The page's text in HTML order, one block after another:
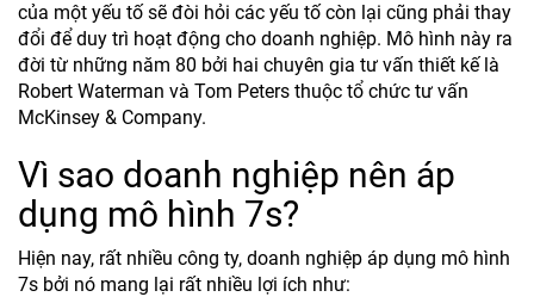
của một yếu tố sẽ đòi hỏi các yếu tố còn lại cũng phải thay
đổi để duy trì hoạt động cho doanh nghiệp. Mô hình này ra
đời từ những năm 80 bởi hai chuyên gia tư vấn thiết kế là
Robert Waterman và Tom Peters thuộc tổ chức tư vấn
McKinsey & Company.
Vì sao doanh nghiệp nên áp
dụng mô hình 7s?
Hiện nay, rất nhiều công ty, doanh nghiệp áp dụng mô hình
7s bởi nó mang lại rất nhiều lợi ích như: